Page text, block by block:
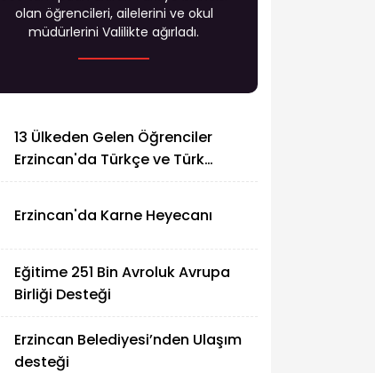
olan öğrencileri, ailelerini ve okul
müdürlerini Valilikte ağırladı.
13 Ülkeden Gelen Öğrenciler
Erzincan'da Türkçe ve Türk
Erzincan'da Karne Heyecanı
Eğitime 251 Bin Avroluk Avrupa
Birliği Desteği
Erzincan Belediyesi’nden Ulaşım
desteği